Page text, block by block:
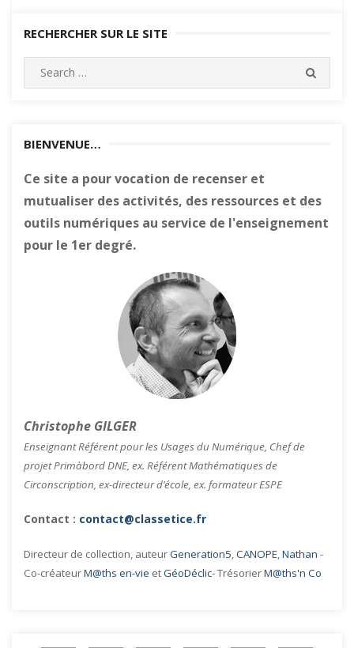
RECHERCHER SUR LE SITE
BIENVENUE…
Ce site a pour vocation de recenser et
mutualiser des activités, des ressources et des
outils numériques au service de l'enseignement
pour le 1er degré.
Christophe GILGER
Enseignant Référent pour les Usages du Numérique, Chef de
projet Primàbord DNE, ex. Référent Mathématiques de
Circonscription, ex-directeur d’école, ex. formateur ESPE
Contact : contact@classetice.fr
Directeur de collection, auteurGeneration5,CANOPE,Nathan -
Co-créateurM@ths en-vie etGéoDéclic- TrésorierM@ths'n Co